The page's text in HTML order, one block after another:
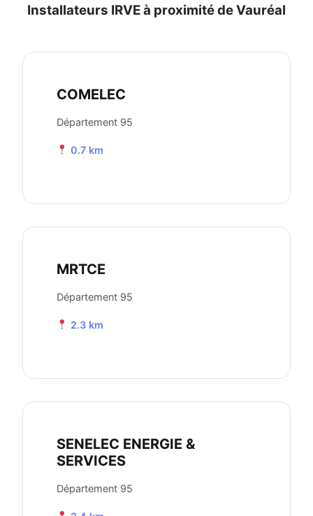
Installateurs IRVE à proximité de Vauréal
COMELEC
Département 95
0.7 km
MRTCE
Département 95
2.3 km
SENELEC ENERGIE &
SERVICES
Département 95